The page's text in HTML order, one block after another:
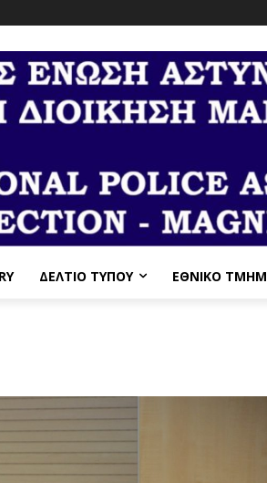
ΔΕΛΤΙΟ ΤΥΠΟΥ ΕΘΝΙΚΌ